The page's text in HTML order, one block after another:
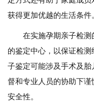
获得更加优越的生活条件
在实施孕期亲子检
的鉴定中心，以保证检
子鉴定可能涉及手术及
督和专业人员的协助下
安全性。